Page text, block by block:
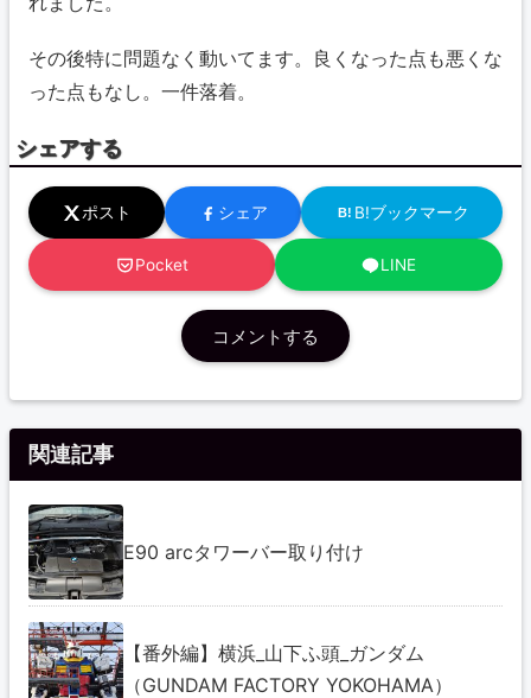
その後特に問題なく動いてます。良くなった点も悪くな
った点もなし。一件落着。
シェアする
ポスト シェア B! B!ブックマーク
Pocket LINE
コメントする
関連記事
E90 arcタワーバー取り付け
【番外編】横浜_山下ふ頭_ガンダム
（GUNDAM FACTORY YOKOHAMA）